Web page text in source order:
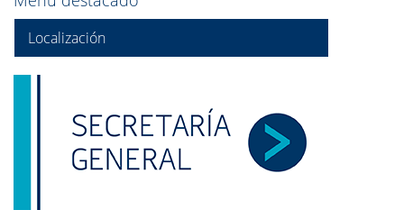
Localización